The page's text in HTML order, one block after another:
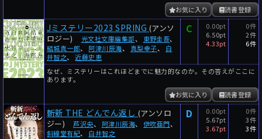
読書登録
お気に入り
Jミステリー2023 SPRING (アンソ
ロジー)
光文社文庫編集部、 東野圭吾、
結城真一郎、 阿津川辰海、 真梨幸子、 白
井智之、近藤史恵
C
0.00pt
6.50pt
4.33pt
0件
2件
6件
なぜ、ミステリーはこれほどまでに魅力的なのか。その答えがここに
あります。
読書登録
お気に入り
斬新 THE どんでん返し (アンソロ
ジー)
芦沢央、 阿津川辰海、 伊吹亜門、
斜線堂有紀、 白井智之
D
0.00pt
5.67pt
3.67pt
0件
3件
3件